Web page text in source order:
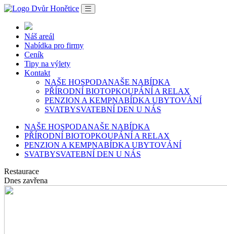
Náš areál
Nabídka pro firmy
Ceník
Tipy na výlety
Kontakt
NAŠE HOSPODANAŠE NABÍDKA
PŘÍRODNÍ BIOTOPKOUPÁNÍ A RELAX
PENZION A KEMPNABÍDKA UBYTOVÁNÍ
SVATBYSVATEBNÍ DEN U NÁS
NAŠE HOSPODANAŠE NABÍDKA
PŘÍRODNÍ BIOTOPKOUPÁNÍ A RELAX
PENZION A KEMPNABÍDKA UBYTOVÁNÍ
SVATBYSVATEBNÍ DEN U NÁS
Restaurace
Dnes zavřena